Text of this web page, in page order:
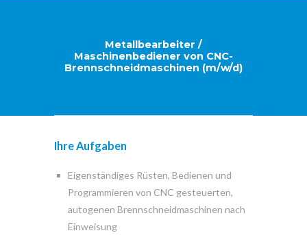
Metallbearbeiter /
Maschinenbediener von CNC-
Brennschneidmaschinen (m/w/d)
Ihre Aufgaben
Eigenständiges Rüsten, Bedienen und
Programmieren von CNC gesteuerten,
autogenen Brennschneidmaschinen nach
Einweisung